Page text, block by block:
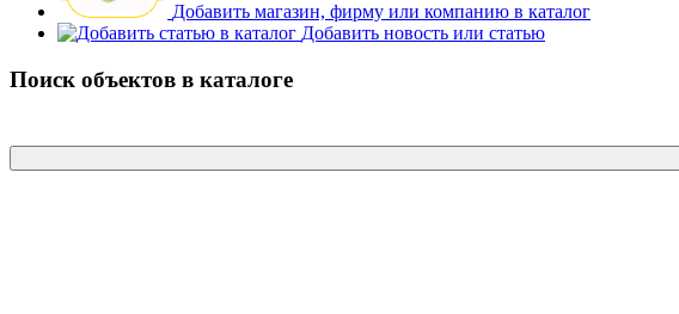
Добавить магазин, фирму или компанию в каталог
Добавить новость или статью
Поиск объектов в каталоге